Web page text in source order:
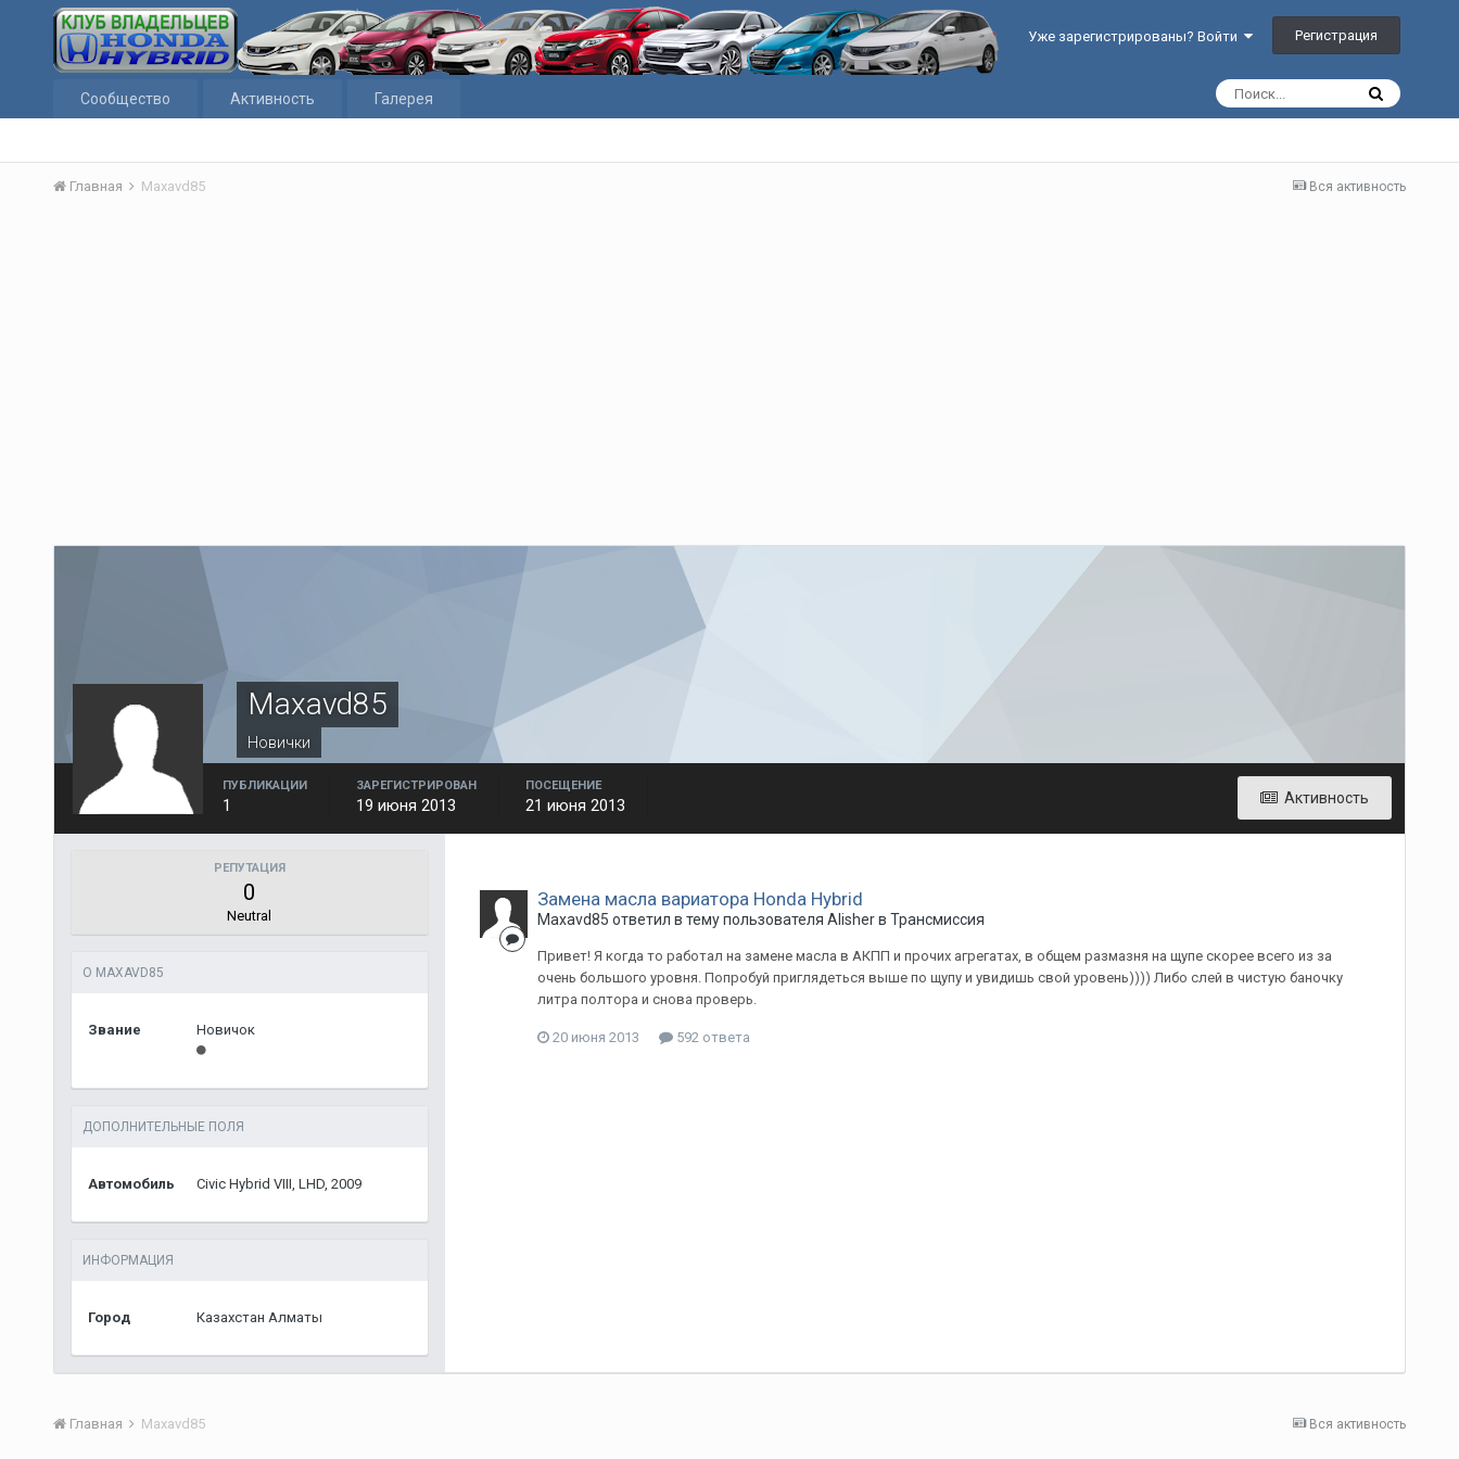
Уже зарегистрированы? Войти Регистрация
Сообщество Активность Галерея
Вся активность
Главная Maxavd85
Maxavd85
Новички
Активность
ПУБЛИКАЦИИ
1
ЗАРЕГИСТРИРОВАН
19 июня 2013
ПОСЕЩЕНИЕ
21 июня 2013
РЕПУТАЦИЯ
0
Neutral
О MAXAVD85
Звание Новичок
ДОПОЛНИТЕЛЬНЫЕ ПОЛЯ
Автомобиль Civic Hybrid VIII, LHD, 2009
ИНФОРМАЦИЯ
Город Казахстан Алматы
Замена масла вариатора Honda Hybrid
Maxavd85 ответил в тему пользователя Alisherв Трансмиссия
Привет! Я когда то работал на замене масла в АКПП и прочих агрегатах, в общем размазня на щупе скорее всего из за
очень большого уровня. Попробуй приглядеться выше по щупу и увидишь свой уровень)))) Либо слей в чистую баночку
литра полтора и снова проверь.
20 июня 2013 592 ответа
Вся активность
Главная Maxavd85